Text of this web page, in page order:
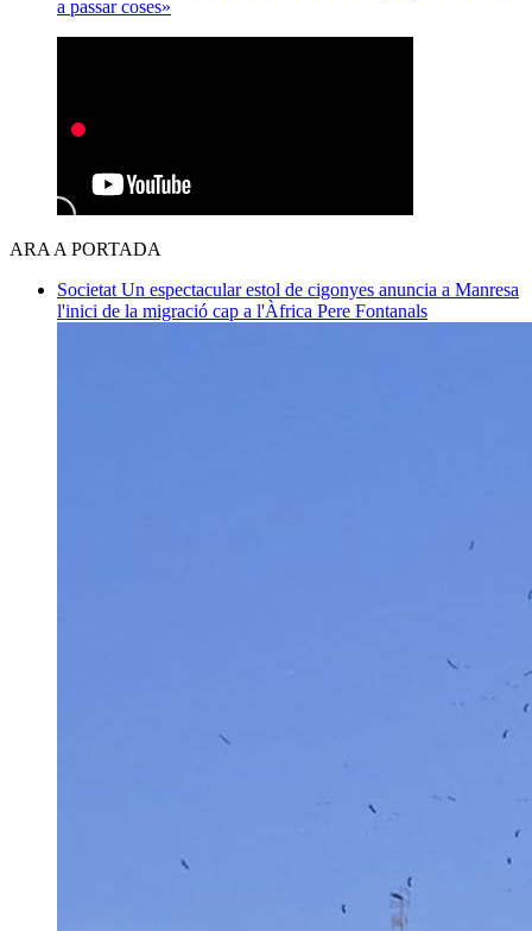
a passar coses»
ARA A PORTADA
Societat Un espectacular estol de cigonyes anuncia a Manresa
l'inici de la migració cap a l'Àfrica Pere Fontanals